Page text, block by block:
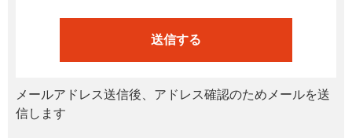
送信する
メールアドレス送信後、アドレス確認のためメールを送
信します